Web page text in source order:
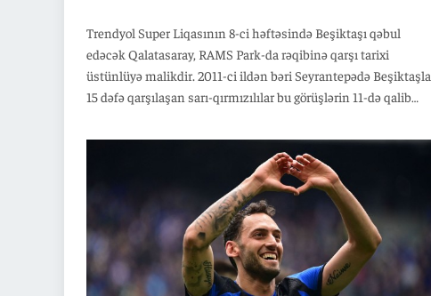
Trendyol Super Liqasının 8-ci həftəsində Beşiktaşı qəbul
edəcək Qalatasaray, RAMS Park-da rəqibinə qarşı tarixi
üstünlüyə malikdir. 2011-ci ildən bəri Seyrantepədə Beşiktaşla
15 dəfə qarşılaşan sarı-qırmızılılar bu görüşlərin 11-də qalib
Beşiktaş bu stadiondakı son 8 səfər oyununda qələbə qazana